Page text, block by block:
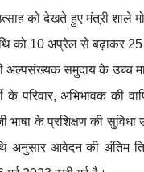
को देखते हुए मंत्री शाले
को 10 अप्रेल से बढ़ाकर 25
अल्पसंख्यक समुदाय के उच्च
परिवार, अभिभावक की
भाषा के प्रशिक्षण की
अनुसार आवेदन की अंतिम